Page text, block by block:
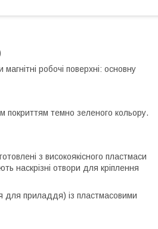
робочі поверхні: основну
покриттям темно зеленого кольору.
з високоякісного пластмаси
наскрізні отвори для кріплення
для приладдя) із пластмасовими